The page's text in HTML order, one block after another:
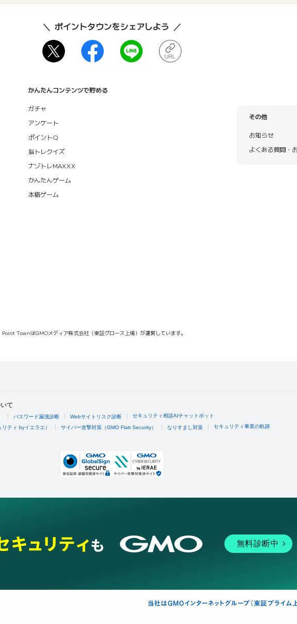
ポイントタウンをシェアしよう
かんたんコンテンツで貯める
ガチャ
アンケート
ポイントQ
脳トレクイズ
ナゾトレMAXXX
かんたんゲーム
本格ゲーム
その他
お知らせ
よくある質問・
Point TownはGMOメディア株式会社（東証グロース上場）が運営しています。
て
パスワード漏洩診断 Webサイトリスク診断 セキュリティ相談AIチャットボット
ティ byイエラエ） サイバー攻撃対策（GMO Flatt Security） なりすまし対策 セキュリティ事業の軌跡
無料診断中